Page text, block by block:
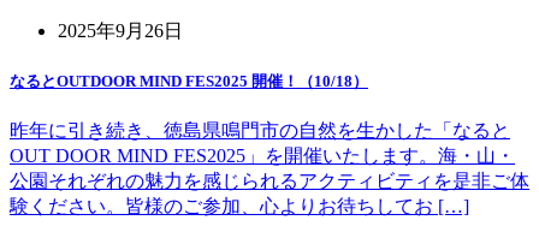
2025年9月26日
なるとOUTDOOR MIND FES2025 開催！（10/18）
昨年に引き続き、徳島県鳴門市の自然を生かした「なると
OUT DOOR MIND FES2025」を開催いたします。海・山・
公園それぞれの魅力を感じられるアクティビティを是非ご体
験ください。皆様のご参加、心よりお待ちしてお […]